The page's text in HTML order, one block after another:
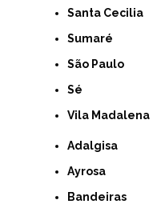
Santa Cecilia
Sumaré
São Paulo
Sé
Vila Madalena
Adalgisa
Ayrosa
Bandeiras